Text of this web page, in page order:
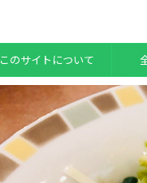
このサイトについて